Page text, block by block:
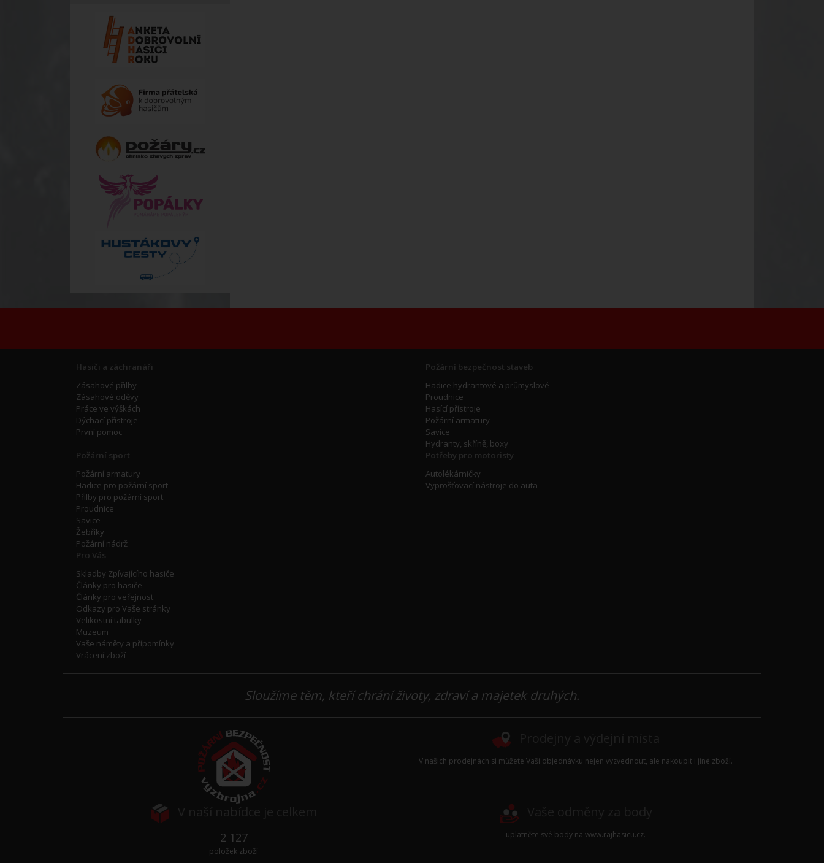
Hasiči a záchranáři
Zásahové přilby
Zásahové oděvy
Práce ve výškách
Dýchací přístroje
První pomoc
Požární bezpečnost staveb
Hadice hydrantové a průmyslové
Proudnice
Hasící přístroje
Požární armatury
Savice
Hydranty, skříně, boxy
Požární sport
Požární armatury
Hadice pro požární sport
Přilby pro požární sport
Proudnice
Savice
Žebříky
Požární nádrž
Potřeby pro motoristy
Autolékárničky
Vyprošťovací nástroje do auta
Pro Vás
Skladby Zpívajícího hasiče
Články pro hasiče
Články pro veřejnost
Odkazy pro Vaše stránky
Velikostní tabulky
Muzeum
Vaše náměty a přípomínky
Vrácení zboží
Sloužíme těm, kteří chrání životy, zdraví a majetek druhých.
V našich prodejnách si můžete Vaši objednávku nejen vyzvednout, ale nakoupit i jiné zboží.
2 127
položek zboží
uplatněte své body na www.rajhasicu.cz.